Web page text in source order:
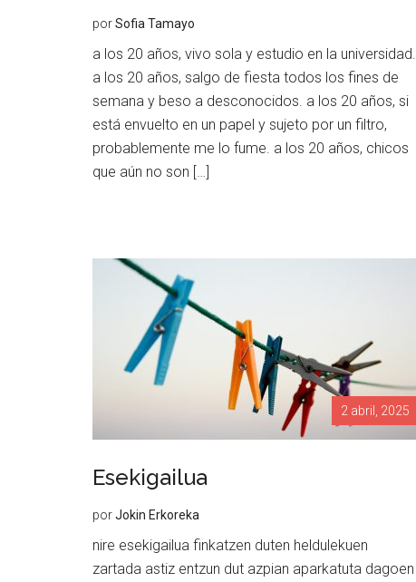
porSofia Tamayo
a los 20 años, vivo sola y estudio en la universidad.
a los 20 años, salgo de fiesta todos los fines de
semana y beso a desconocidos. a los 20 años, si
está envuelto en un papel y sujeto por un filtro,
probablemente me lo fume. a los 20 años, chicos
que aún no son […]
2 abril, 2025
Esekigailua
porJokin Erkoreka
nire esekigailua finkatzen duten heldulekuen
zartada astiz entzun dut azpian aparkatuta dagoen